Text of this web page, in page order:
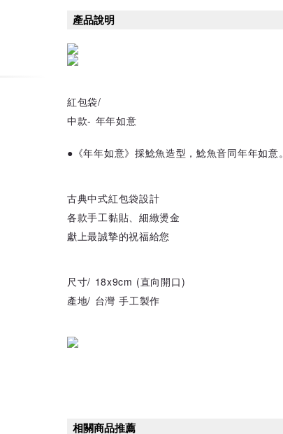
產品說明
紅包袋/
中款- 年年如意
●《年年如意》採鯰魚造型，鯰魚音同年年如意。
古典中式紅包袋設計
各款手工黏貼、細緻燙金
獻上最誠摯的祝福給您
尺寸/ 18x9cm (直向開口)
產地/ 台灣 手工製作
相關商品推薦